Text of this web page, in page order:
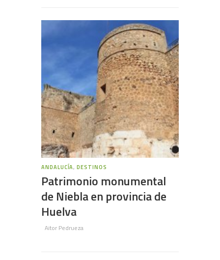
ANDALUCÍA,DESTINOS
Patrimonio monumental
de Niebla en provincia de
Huelva
Aitor Pedrueza